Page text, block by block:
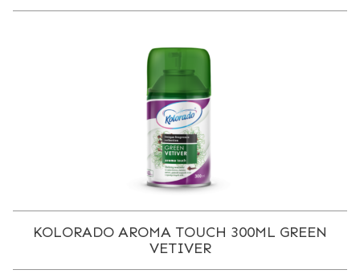
KOLORADO AROMA TOUCH 300ML GREEN
VETIVER